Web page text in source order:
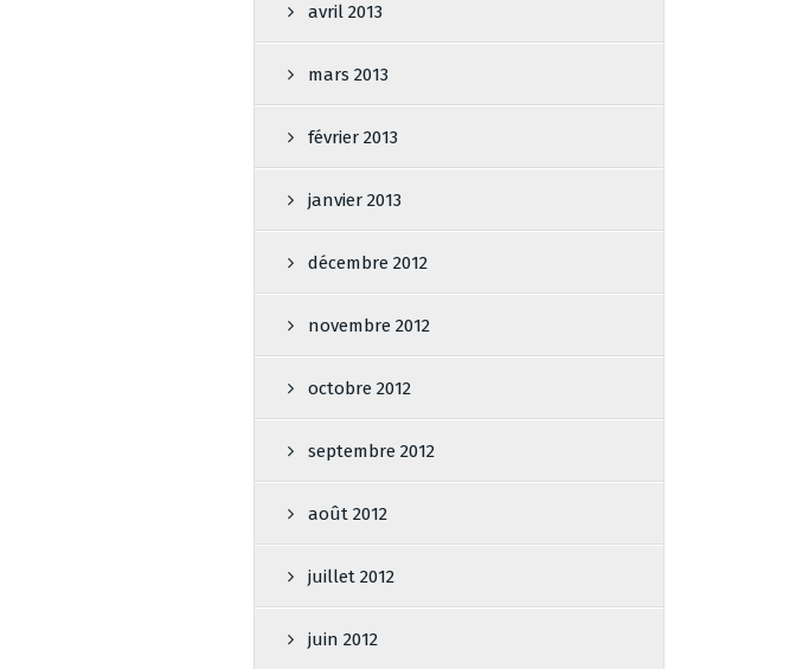
avril 2013
mars 2013
février 2013
janvier 2013
décembre 2012
novembre 2012
octobre 2012
septembre 2012
août 2012
juillet 2012
juin 2012